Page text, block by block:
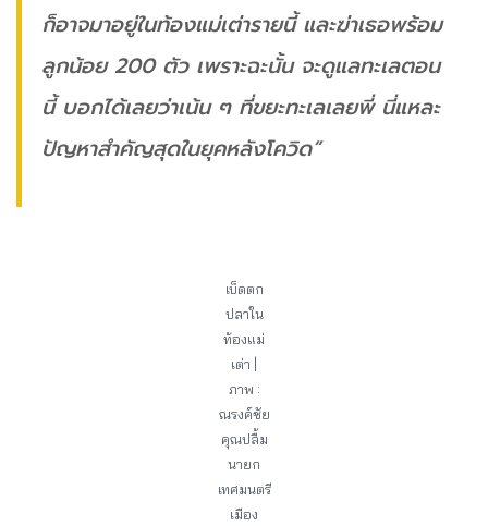
ก็อาจมาอยู่ในท้องแม่เต่ารายนี้ และฆ่าเธอพร้อม
ลูกน้อย 200 ตัว เพราะฉะนั้น จะดูแลทะเลตอน
นี้ บอกได้เลยว่าเน้น ๆ ที่ขยะทะเลเลยพี่ นี่แหละ
ปัญหาสำคัญสุดในยุคหลังโควิด”
เบ็ดตก
ปลาใน
ท้องแม่
เต่า |
ภาพ :
ณรงค์ชัย
คุณปลื้ม
นายก
เทศมนตรี
เมือง